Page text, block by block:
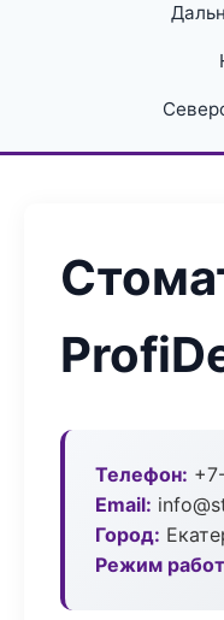
Телефон:
Email:
Город:
Режим